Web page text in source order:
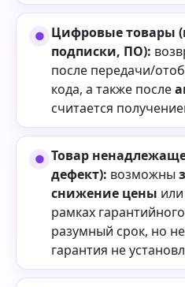
Цифровые товары
подписки, ПО):
после передачи/
кода, а также после
считается
Товар
дефект): возможны
снижение цены или
рамках
разумный срок, но
гарантия не